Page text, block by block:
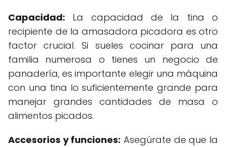
Capacidad: La capacidad de la tina o
recipiente de la amasadora picadora es otro
factor crucial. Si sueles cocinar para una
familia numerosa o tienes un negocio de
panadería, es importante elegir una máquina
con una tina lo suficientemente grande para
manejar grandes cantidades de masa o
alimentos picados.
Accesorios y funciones: Asegúrate de que la